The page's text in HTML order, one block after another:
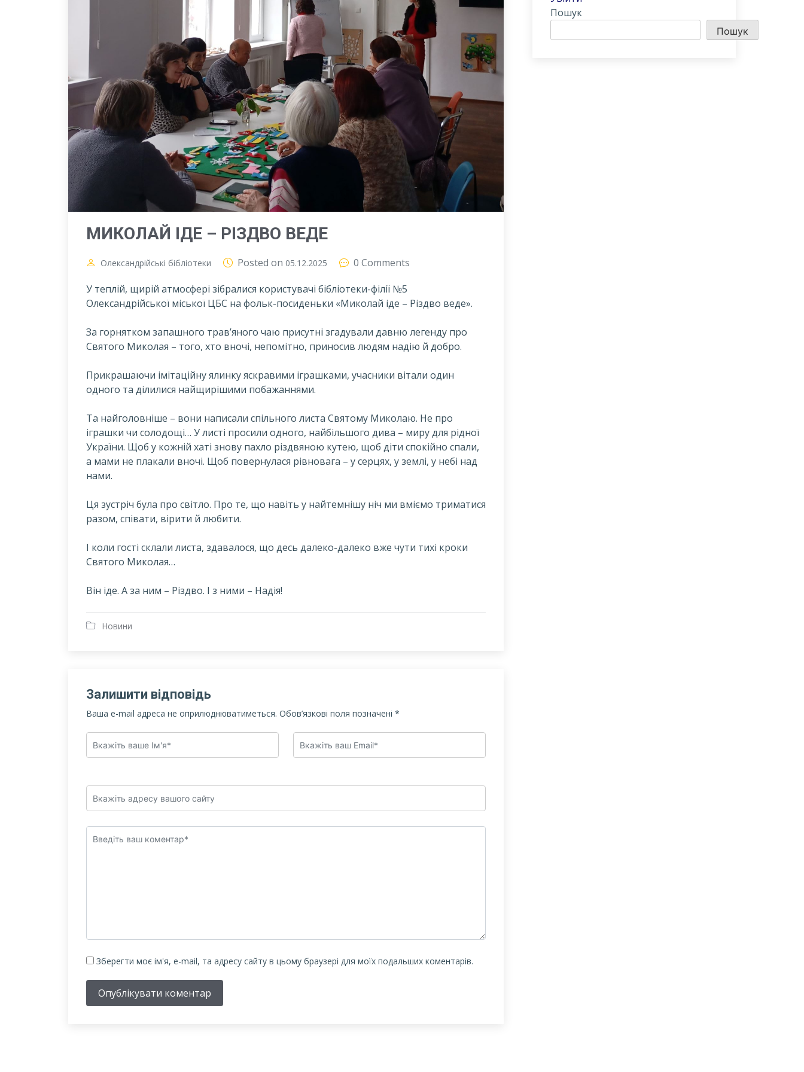
МИКОЛАЙ ІДЕ – РІЗДВО ВЕДЕ
Олександрійські бібліотеки Posted on 05.12.2025
0 Comments
У теплій, щирій атмосфері зібралися користувачі бібліотеки-філії №5
Олександрійської міської ЦБС на фольк-посиденьки «Миколай іде – Різдво веде».
За горнятком запашного трав’яного чаю присутні згадували давню легенду про
Святого Миколая – того, хто вночі, непомітно, приносив людям надію й добро.
Прикрашаючи імітаційну ялинку яскравими іграшками, учасники вітали один
одного та ділилися найщирішими побажаннями.
Та найголовніше – вони написали спільного листа Святому Миколаю. Не про
іграшки чи солодощі… У листі просили одного, найбільшого дива – миру для рідної
України. Щоб у кожній хаті знову пахло різдвяною кутею, щоб діти спокійно спали,
а мами не плакали вночі. Щоб повернулася рівновага – у серцях, у землі, у небі над
нами.
Ця зустріч була про світло. Про те, що навіть у найтемнішу ніч ми вміємо триматися
разом, співати, вірити й любити.
І коли гості склали листа, здавалося, що десь далеко-далеко вже чути тихі кроки
Святого Миколая…
Він іде. А за ним – Різдво. І з ними – Надія!
Новини
Залишити відповідь
Ваша e-mail адреса не оприлюднюватиметься. Обов’язкові поля позначені *
Зберегти моє ім'я, e-mail, та адресу сайту в цьому браузері для моїх подальших коментарів.
Опублікувати коментар
Пошук
Пошук